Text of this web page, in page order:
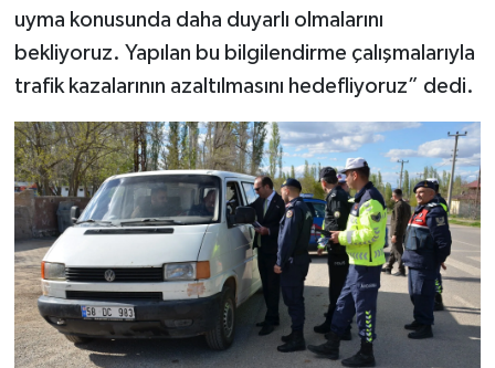
uyma konusunda daha duyarlı olmalarını
bekliyoruz. Yapılan bu bilgilendirme çalışmalarıyla
trafik kazalarının azaltılmasını hedefliyoruz” dedi.